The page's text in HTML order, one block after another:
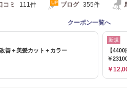
コミ 111件 ブログ 355件
クーポン一覧へ
善＋美髪カット＋カラー
新規
【
￥
￥